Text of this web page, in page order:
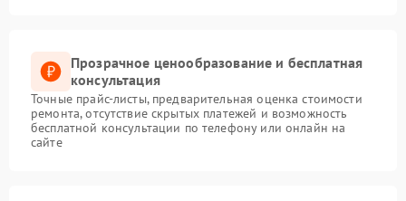
Прозрачное ценообразование и бесплатная
консультация
Точные прайс-листы, предварительная оценка стоимости
ремонта, отсутствие скрытых платежей и возможность
бесплатной консультации по телефону или онлайн на
сайте